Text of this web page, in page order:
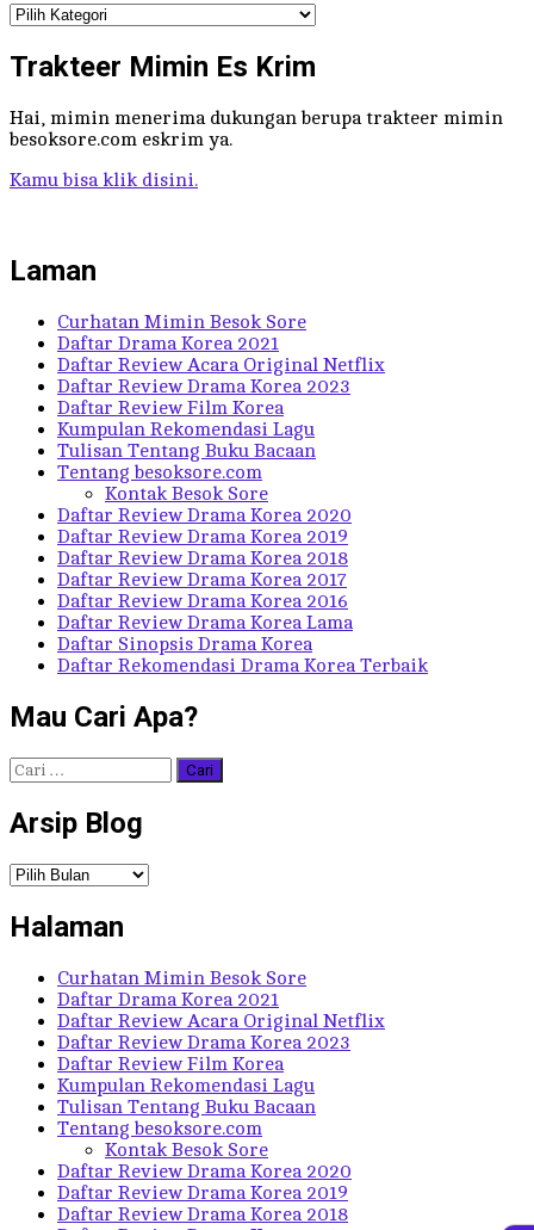
Kategori
Trakteer Mimin Es Krim
Hai, mimin menerima dukungan berupa trakteer mimin
besoksore.com eskrim ya.
Kamu bisa klik disini.
Laman
Curhatan Mimin Besok Sore
Daftar Drama Korea 2021
Daftar Review Acara Original Netflix
Daftar Review Drama Korea 2023
Daftar Review Film Korea
Kumpulan Rekomendasi Lagu
Tulisan Tentang Buku Bacaan
Tentang besoksore.com
Kontak Besok Sore
Daftar Review Drama Korea 2020
Daftar Review Drama Korea 2019
Daftar Review Drama Korea 2018
Daftar Review Drama Korea 2017
Daftar Review Drama Korea 2016
Daftar Review Drama Korea Lama
Daftar Sinopsis Drama Korea
Daftar Rekomendasi Drama Korea Terbaik
Mau Cari Apa?
Cari
Arsip Blog
Arsip
Halaman
Curhatan Mimin Besok Sore
Daftar Drama Korea 2021
Daftar Review Acara Original Netflix
Daftar Review Drama Korea 2023
Daftar Review Film Korea
Kumpulan Rekomendasi Lagu
Tulisan Tentang Buku Bacaan
Tentang besoksore.com
Kontak Besok Sore
Daftar Review Drama Korea 2020
Daftar Review Drama Korea 2019
Daftar Review Drama Korea 2018